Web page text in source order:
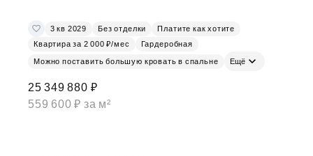
3 кв 2029 Без отделки
Платите как хотите
Квартира за 2 000 ₽/мес
Гардеробная
Можно поставить большую кровать в спальне Ещё
25 349 880 ₽
559 600 ₽ за м²